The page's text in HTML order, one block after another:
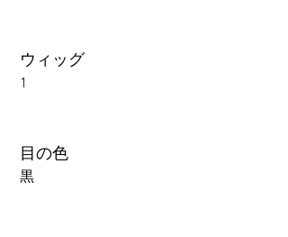
ウィッグ
1
目の色
黒